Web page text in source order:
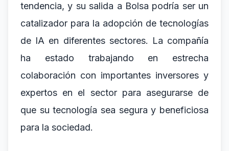
tendencia, y su salida a Bolsa podría ser un
catalizador para la adopción de tecnologías
de IA en diferentes sectores. La compañía
ha estado trabajando en estrecha
colaboración con importantes inversores y
expertos en el sector para asegurarse de
que su tecnología sea segura y beneficiosa
para la sociedad.